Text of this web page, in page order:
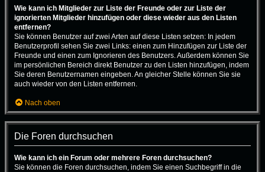
Wie kann ich Mitglieder zur Liste der Freunde oder zur Liste der
ignorierten Mitglieder hinzufügen oder diese wieder aus den Listen
entfernen?
Sie können Benutzer auf zwei Arten auf diese Listen setzen: In jedem
Benutzerprofil sehen Sie zwei Links: einen zum Hinzufügen zur Liste der
Freunde und einen zum Ignorieren des Benutzers. Außerdem können Sie
im persönlichen Bereich direkt Benutzer zu den Listen hinzufügen, indem
Sie deren Benutzernamen eingeben. An gleicher Stelle können Sie sie
auch wieder von den Listen entfernen.
Nach oben
Die Foren durchsuchen
Wie kann ich ein Forum oder mehrere Foren durchsuchen?
Sie können die Foren durchsuchen, indem Sie einen Suchbegriff in die